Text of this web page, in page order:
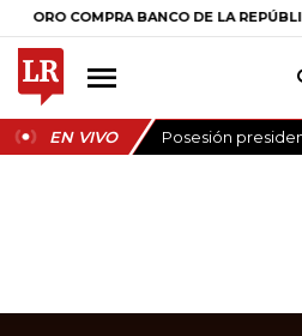
COMPRA BANCO DE LA REPÚBLICA $
EN VIVO Posesión